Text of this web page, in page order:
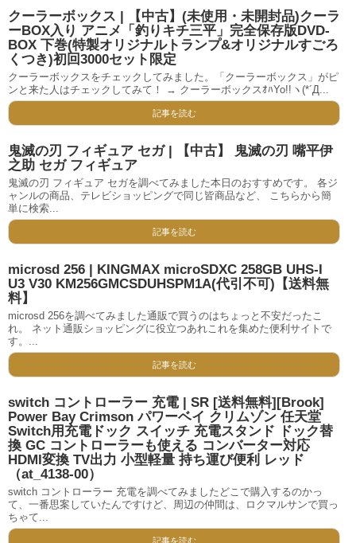
クーラーボックス | 【中古】(未使用・未開封品)クーラ
ーBOX入り アニメ「釣りキチ三平」完全保存版DVD-
BOX 下巻(特製オリジナルトランプ&オリジナルすごろ
くつき)初回3000セット限定
クーラーボックスをチェックしてみました。「クーラーボックス」がピ
ンと来た人はチェックしてみて！ → クーラーボックスｵﾊYo!!ヽ(*´Д...
記事を読む
鬼滅の刃 フィギュア セガ | 【中古】 鬼滅の刃 嘴平伊
之助 セガ フィギュア
鬼滅の刃 フィギュア セガを調べてみました本日のおすすめです。 各ジ
ャンルの商品、テレビショッピングで同じ皆商品など、 こちらから簡
単に検索...
記事を読む
microsd 256 | KINGMAX microSDXC 258GB UHS-I
U3 V30 KM256GMCSDUHSPM1A(代引不可)【送料無
料】
microsd 256を調べてみました通販で買うのはちょっと不安だったこ
れ。 ネット通販ショッピングに役立つあれこれを集めた便利サイトで
す。...
記事を読む
switch コントローラー 充電 | SR [送料無料][Brook]
Power Bay Crimson パワーベイ クリムゾン 任天堂
Switch用充電ドック スイッチ 充電スタンド ドック替
換 GC コントローラーも使える コンバーター対応
HDMI変換 TV出力 小型軽量 持ち運び便利 レッド
（at_4138-00）
switch コントローラー 充電を調べてみましたどこで購入するのかっ
て、一番思案していたんですけど、周辺の仲間は、ロクマルサンで買っ
ちゃて...
記事を読む